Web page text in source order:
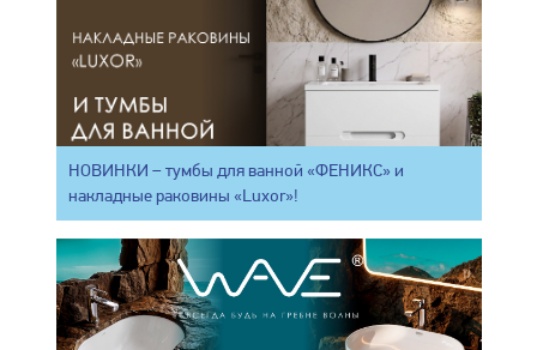
НОВИНКИ – тумбы для ванной «ФЕНИКС» и
накладные раковины «Luxor»!